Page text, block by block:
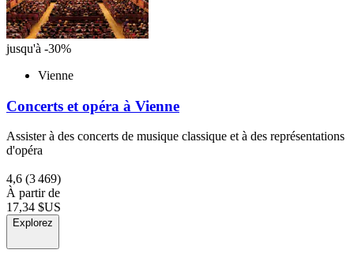
jusqu'à -30%
Vienne
Concerts et opéra à Vienne
Assister à des concerts de musique classique et à des représentations
d'opéra
4,6 (3 469)
À partir de
17,34 $US
Explorez